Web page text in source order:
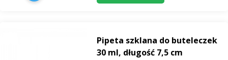
Pipeta szklana do buteleczek
30 ml, długość 7,5 cm